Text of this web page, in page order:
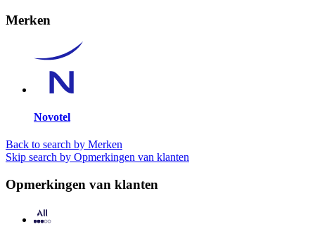
Merken
Novotel
Back to search by Merken
Skip search by Opmerkingen van klanten
Opmerkingen van klanten